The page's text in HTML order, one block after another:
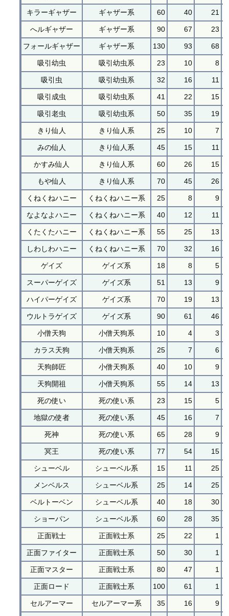
キラーギャザー ギャザー系 60 40 21
へルギャザー ギャザー系 90 67 23
フォールギャザー ギャザー系 130 93 68
吸引幼虫 吸引幼虫系 23 10 8
吸引虫 吸引幼虫系 32 16 11
吸引成虫 吸引幼虫系 41 22 15
吸引老虫 吸引幼虫系 50 35 19
きり仙人 きり仙人系 25 10 7
みの仙人 きり仙人系 45 15 11
かすみ仙人 きり仙人系 60 26 15
もや仙人 きり仙人系 70 45 26
くねくねハニー くねくねハニー系 25 8 9
なよなよハニー くねくねハニー系 40 12 11
くたくたハニー くねくねハニー系 55 25 13
しわしわハニー くねくねハニー系 70 32 16
ゲイズ ゲイズ系 18 8 5
スーパーゲイズ ゲイズ系 51 13 9
ハイパーゲイズ ゲイズ系 70 19 13
ウルトラゲイズ ゲイズ系 90 61 46
小僧天狗 小僧天狗系 10 4 3
カラス天狗 小僧天狗系 25 7 6
天狗師匠 小僧天狗系 40 10 9
天狗開祖 小僧天狗系 55 14 13
死の使い 死の使い系 23 15 5
地獄の使者 死の使い系 45 16 7
死神 死の使い系 65 28 9
冥王 死の使い系 77 54 15
シューベル シューベル系 15 11 25
メンベルス シューベル系 25 14 25
ベルトーベン シューベル系 40 18 30
ショーパン シューベル系 60 28 35
正面戦士 正面戦士系 25 22 1
正面ファイター 正面戦士系 50 30 1
正面マスター 正面戦士系 80 47 1
正面ロード 正面戦士系 100 61 1
セルアーマー セルアーマー系 35 16 9